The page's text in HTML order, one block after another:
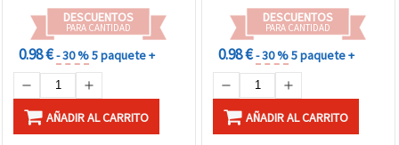
DESCUENTOS
PARA CANTIDAD
0.98 €- 30 %5 paquete +
AÑADIR AL CARRITO
DESCUENTOS
PARA CANTIDAD
0.98 €- 30 %5 paquete +
AÑADIR AL CARRITO